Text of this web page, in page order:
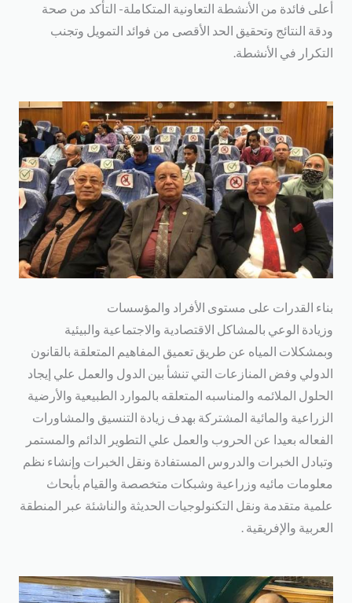
فائدة من الأنشطة التعاونية المتكاملة- التأكد من صحة
النتائج وتحقيق الحد الأقصى من فوائد التمويل وتجنب
في الأنشطة.
القدرات على مستوى الأفراد والمؤسسات
الوعي بالمشاكل الاقتصادية والاجتماعية والبيئية
المياه عن طريق تعميق المفاهيم المتعلقة بالقانون
وفض المنازعات التي تنشأ بين الدول والعمل علي إيجاد
الملائمه والمناسبه المتعلقه بالموارد الطبيعية والأرضية
والمائية المشتركة بهدف زيادة التنسيق والمشاورات
بعيدا عن الحروب والعمل علي التطوير الدائم والمستمر
الخبرات والدروس المستفادة ونقل الخبرات وإنشاء نظم
مائيه وزراعية وشبكات متخصصة والقيام بأبحاث
متقدمة ونقل التكنولوجيات الحديثة والناشئة عبر المنطقة
والإفريقية .